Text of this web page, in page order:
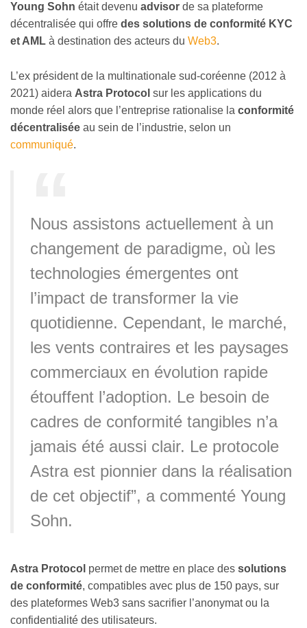
Young Sohn était devenu advisor de sa plateforme
décentralisée qui offre des solutions de conformité KYC
et AML à destination des acteurs du Web3.
L’ex président de la multinationale sud-coréenne (2012 à
2021) aidera Astra Protocol sur les applications du
monde réel alors que l’entreprise rationalise la conformité
décentralisée au sein de l’industrie, selon un
communiqué.
Nous assistons actuellement à un
changement de paradigme, où les
technologies émergentes ont
l’impact de transformer la vie
quotidienne. Cependant, le marché,
les vents contraires et les paysages
commerciaux en évolution rapide
étouffent l’adoption. Le besoin de
cadres de conformité tangibles n’a
jamais été aussi clair. Le protocole
Astra est pionnier dans la réalisation
de cet objectif”, a commenté Young
Sohn.
Astra Protocol permet de mettre en place des solutions
de conformité, compatibles avec plus de 150 pays, sur
des plateformes Web3 sans sacrifier l’anonymat ou la
confidentialité des utilisateurs.